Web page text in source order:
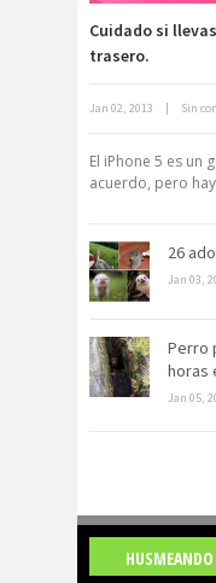
Archivo
La
Cuidado si
trasero.
Jan 02, 2013 | Sin
El iPhone 5 es un
acuerdo, pero
26
Jan 03,
Perro
horas
Jan 05,